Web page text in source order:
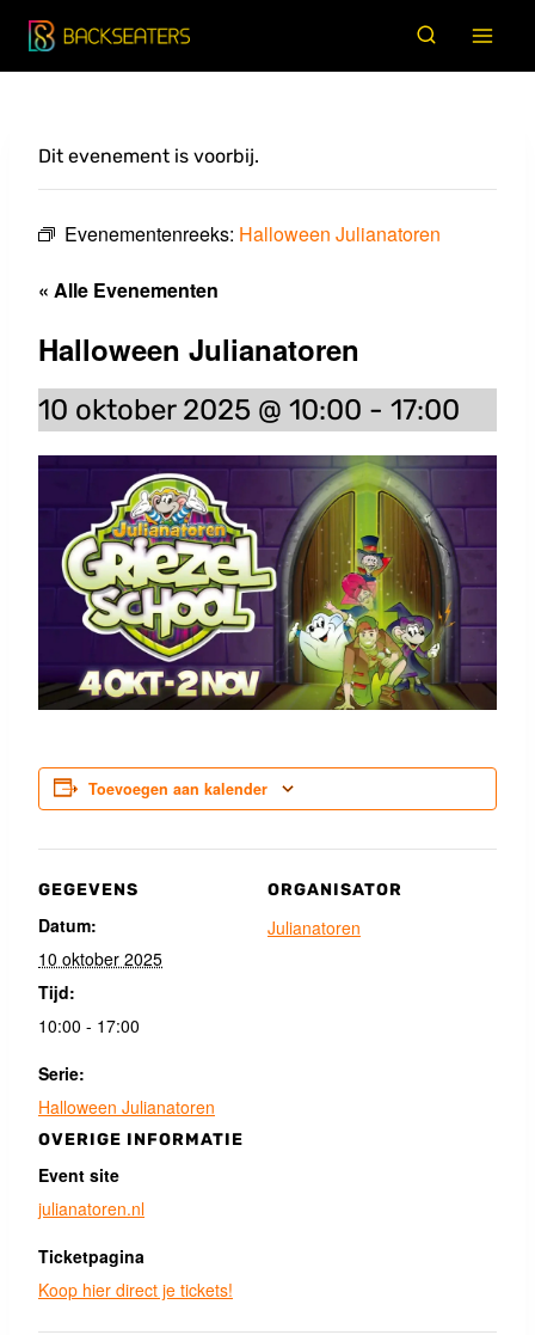
Doorgaan
naar
Dit evenement is voorbij.
Evenementenreeks: Halloween Julianatoren
« Alle Evenementen
Halloween Julianatoren
10 oktober 2025 @ 10:00 - 17:00
Toevoegen aan kalender
GEGEVENS
Datum:
10 oktober 2025
Tijd:
10:00 - 17:00
Serie:
Halloween Julianatoren
ORGANISATOR
Julianatoren
OVERIGE INFORMATIE
Event site
julianatoren.nl
Ticketpagina
Koop hier direct je tickets!